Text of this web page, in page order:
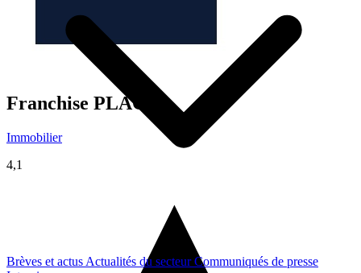
Brèves et actus Actualités du secteurCommuniqués de presse
Franchise PLACID
Immobilier
4,1